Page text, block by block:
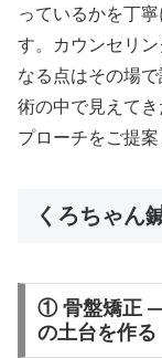
っているかを丁
す。カウンセリ
なる点はその場
術の中で見えて
プローチをご提案
くろちゃん
① 骨盤矯正 —
の土台を作る